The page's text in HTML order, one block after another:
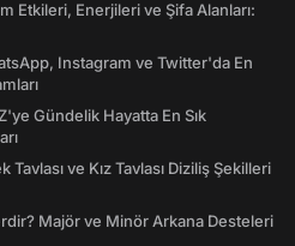
Etkileri, Enerjileri ve Şifa Alanları:
Instagram ve Twitter'da En
Gündelik Hayatta En Sık
Tavlası ve Kız Tavlası Diziliş Şekilleri
Majör ve Minör Arkana Desteleri